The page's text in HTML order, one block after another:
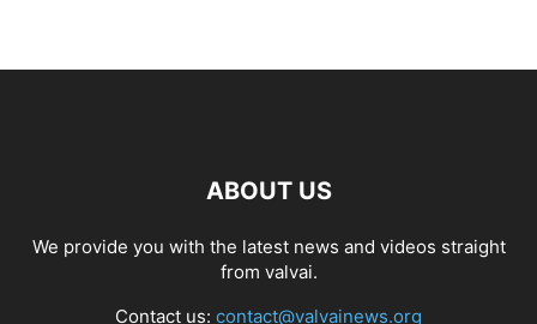
ABOUT US
We provide you with the latest news and videos straight
from valvai.
Contact us: contact@valvainews.org